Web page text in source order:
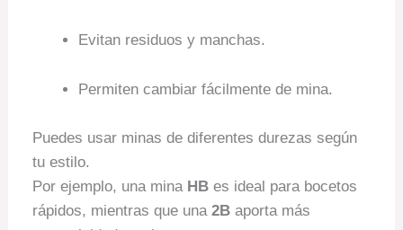
Evitan residuos y manchas.
Permiten cambiar fácilmente de mina.
Puedes usar minas de diferentes durezas según
tu estilo.
Por ejemplo, una mina HB es ideal para bocetos
rápidos, mientras que una2B aporta más